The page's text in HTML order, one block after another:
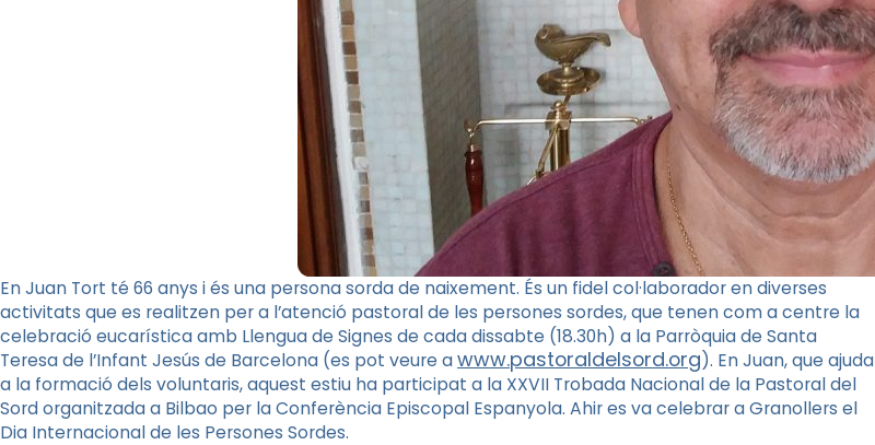
En Juan Tort té 66 anys i és una persona sorda de naixement. És un fidel col·laborador en diverses
activitats que es realitzen per a l’atenció pastoral de les persones sordes, que tenen com a centre la
celebració eucarística amb Llengua de Signes de cada dissabte (18.30h) a la Parròquia de Santa
Teresa de l’Infant Jesús de Barcelona (es pot veure awww.pastoraldelsord.org). En Juan, que ajuda
a la formació dels voluntaris, aquest estiu ha participat a la XXVII Trobada Nacional de la Pastoral del
Sord organitzada a Bilbao per la Conferència Episcopal Espanyola. Ahir es va celebrar a Granollers el
Dia Internacional de les Persones Sordes.